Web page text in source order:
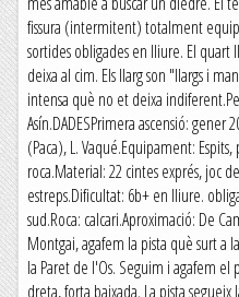
fissura (intermitent) totalment
sortides obligades en lliure. El quart
deixa al cim. Els llarg son "llargs i
intensa què no et deixa
Asín.DADESPrimera ascensió: gener
(Paca), L. Vaqué.Equipament:
roca.Material: 22 cintes exprés, joc
estreps.Dificultat: 6b+ en lliure.
sud.Roca: calcari.Aproximació: De
Montgai, agafem la pista què surt a
la Paret de l'Os. Seguim i agafem el
dreta, forta baixada. La pista